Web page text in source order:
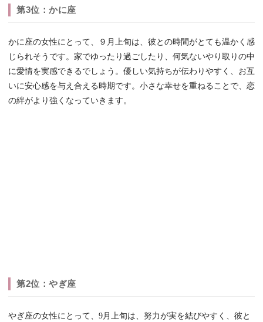
第3位：かに座
かに座の女性にとって、９月上旬は、彼との時間がとても温かく感
じられそうです。家でゆったり過ごしたり、何気ないやり取りの中
に愛情を実感できるでしょう。優しい気持ちが伝わりやすく、お互
いに安心感を与え合える時期です。小さな幸せを重ねることで、恋
の絆がより強くなっていきます。
第2位：やぎ座
やぎ座の女性にとって、9月上旬は、努力が実を結びやすく、彼と